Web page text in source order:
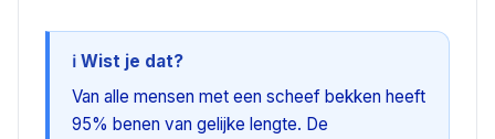
ℹ️ Wist je dat?
Van alle mensen met een scheef bekken heeft
95% benen van gelijke lengte. De